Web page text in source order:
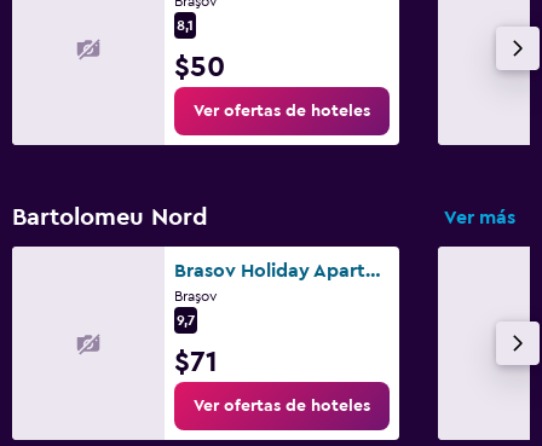
8,1
$50
Ver ofertas de hoteles
Bartolomeu Nord Ver más
Brasov Holiday Apartments
Braşov
9,7
$71
Ver ofertas de hoteles